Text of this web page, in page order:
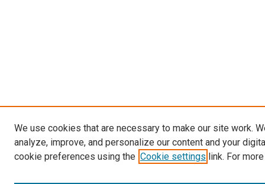
We use cookies that are necessary to make our site work.
analyze, improve, and personalize our content and your
cookie preferences using the Cookie settings link. For